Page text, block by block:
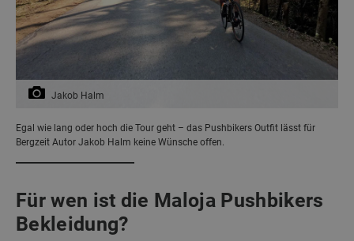
Jakob Halm
Egal wie lang oder hoch die Tour geht – das Pushbikers Outfit lässt für
Bergzeit Autor Jakob Halm keine Wünsche offen.
Für wen ist die Maloja Pushbikers
Bekleidung?